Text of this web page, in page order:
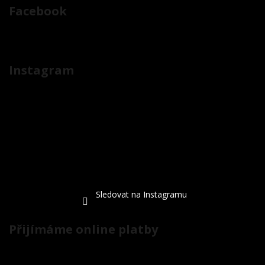
Facebook
Instagram
Sledovat na Instagramu
Přijímáme online platby